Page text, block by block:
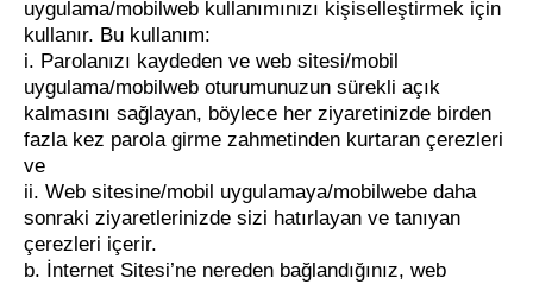
uygulama/mobilweb kullanımınızı kişiselleştirmek için
kullanır. Bu kullanım:
i. Parolanızı kaydeden ve web sitesi/mobil
uygulama/mobilweb oturumunuzun sürekli açık
kalmasını sağlayan, böylece her ziyaretinizde birden
fazla kez parola girme zahmetinden kurtaran çerezleri
ve
ii. Web sitesine/mobil uygulamaya/mobilwebe daha
sonraki ziyaretlerinizde sizi hatırlayan ve tanıyan
çerezleri içerir.
b. İnternet Sitesi’ne nereden bağlandığınız, web